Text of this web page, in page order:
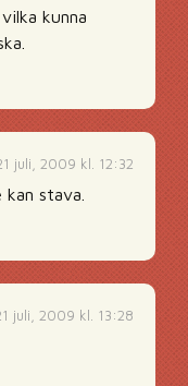
kunna
juli, 2009 kl. 12:32
stava.
juli, 2009 kl. 13:28